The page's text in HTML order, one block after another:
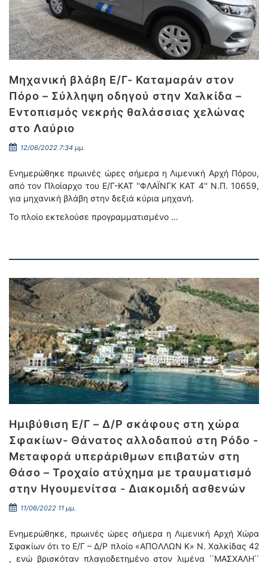
Μηχανική βλάβη Ε/Γ- Καταμαράν στον
Πόρο – Σύλληψη οδηγού στην Χαλκίδα –
Εντοπισμός νεκρής θαλάσσιας χελώνας
στο Λαύριο
12/06/2022 7:34 μμ.
Ενημερώθηκε πρωινές ώρες σήμερα η Λιμενική Αρχή Πόρου,
από τον Πλοίαρχο του Ε/Γ-ΚΑΤ ''ΦΛΑΪΝΓΚ ΚΑΤ 4'' Ν.Π. 10659,
για μηχανική βλάβη στην δεξιά κύρια μηχανή.
Το πλοίο εκτελούσε προγραμματισμένο …
Ημιβύθιση Ε/Γ – Δ/Ρ σκάφους στη χώρα
Σφακίων- Θάνατος αλλοδαπού στη Ρόδο -
Μεταφορά υπεράριθμων επιβατών στη
Θάσο – Τροχαίο ατύχημα με τραυματισμό
στην Ηγουμενίτσα - Διακομιδή ασθενών
11/06/2022 11 μμ.
Ενημερώθηκε, πρωινές ώρες σήμερα η Λιμενική Αρχή Χώρα
Σφακίων ότι το Ε/Γ – Δ/Ρ πλοίο «ΑΠΟΛΛΩΝ Κ» Ν. Χαλκίδας 42
, ενώ βρισκόταν πλαγιοδετημένο στον λιμένα ΄΄ΜΑΣΧΑΛΗ΄΄